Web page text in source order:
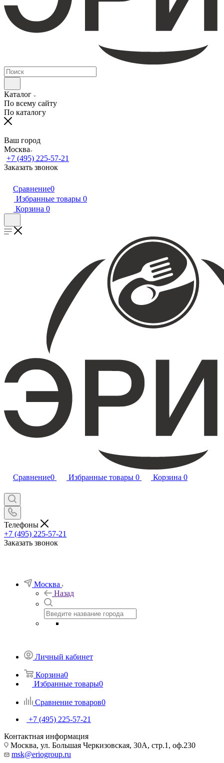
Каталог
По всему сайту
По каталогу
Ваш город
Москва
+7 (495) 225-57-21
Заказать звонок
Сравнение0
Избранные товары 0
Корзина 0
Сравнение0 Избранные товары 0 Корзина 0
Телефоны
+7 (495) 225-57-21
Заказать звонок
Москва
Назад
Личный кабинет
Корзина0
Избранные товары0
Сравнение товаров0
+7 (495) 225-57-21
Контактная информация
Москва, ул. Большая Черкизовская, 30А, стр.1, оф.230
msk@eriogroup.ru